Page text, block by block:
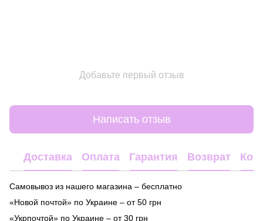
Добавьте первый отзыв
Написать отзыв
Доставка Оплата Гарантия Возврат
Самовывоз из нашего магазина – бесплатно
«Новой почтой» по Украине – от 50 грн
«Укрпочтой» по Украине – от 30 грн